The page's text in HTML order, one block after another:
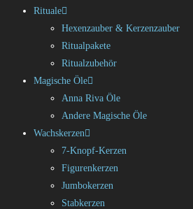
Rituale
Hexenzauber & Kerzenzauber
Ritualpakete
Ritualzubehör
Magische Öle
Anna Riva Öle
Andere Magische Öle
Wachskerzen
7-Knopf-Kerzen
Figurenkerzen
Jumbokerzen
Stabkerzen